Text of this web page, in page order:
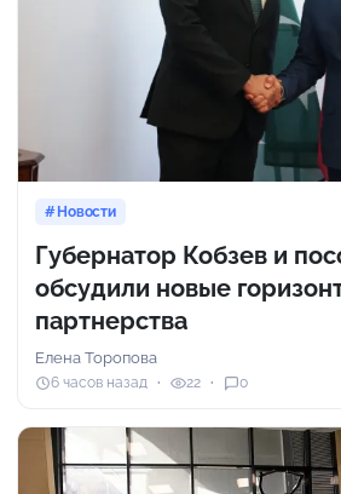
Новости
Губернатор Кобзев и
обсудили новые
партнерства
Елена Торопова
6 часов назад 22 0